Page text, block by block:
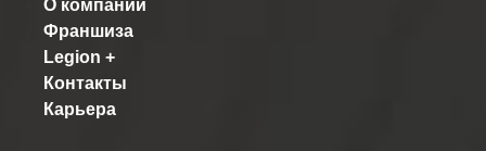
О компании
Франшиза
Legion +
Контакты
Карьера